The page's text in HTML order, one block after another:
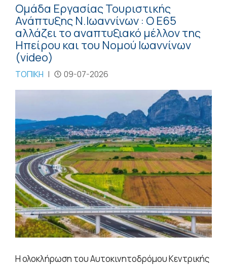
Ομάδα Εργασίας Τουριστικής
Ανάπτυξης Ν.Ιωαννίνων : O Ε65
αλλάζει το αναπτυξιακό μέλλον της
Ηπείρου και του Νομού Ιωαννίνων
(video)
ΤΟΠΙΚΗ | 09-07-2026
Η ολοκλήρωση του Αυτοκινητοδρόμου Κεντρικής